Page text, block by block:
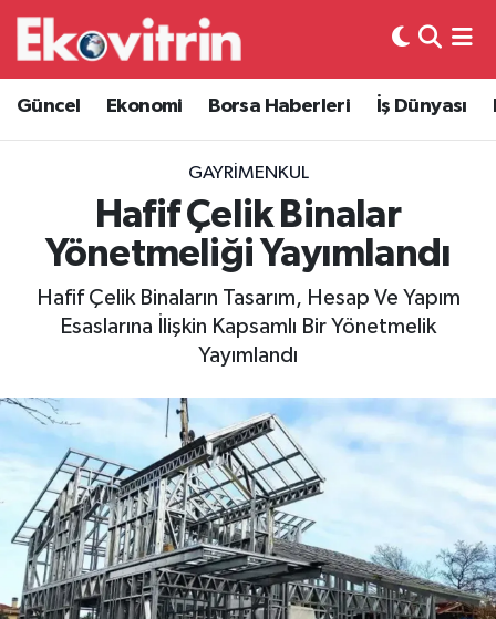
Güncel Ekonomi Borsa Haberleri İş Dünyası
GAYRIMENKUL
Hafif Çelik Binalar
Yönetmeliği Yayımlandı
Hafif Çelik Binaların Tasarım, Hesap Ve Yapım
Esaslarına İlişkin Kapsamlı Bir Yönetmelik
Yayımlandı
Güncel
Ekonomi
Borsa Haberleri
İş Dünyası
Lojistik
Asayiş
Magazin
Gayrimenkul
Spor
Hava Durumu
Trafik Durumu
Süper Lig Puan Durumu ve Fikstür
Tüm Manşetler
Son Dakika Haberleri